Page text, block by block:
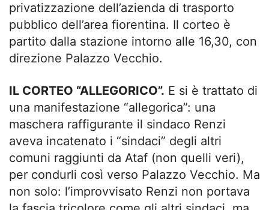
privatizzazione dell’azienda di trasporto
pubblico dell’area fiorentina. Il corteo è
partito dalla stazione intorno alle 16,30, con
direzione Palazzo Vecchio.
IL CORTEO “ALLEGORICO”. E si è trattato di
una manifestazione “allegorica”: una
maschera raffigurante il sindaco Renzi
aveva incatenato i “sindaci” degli altri
comuni raggiunti da Ataf (non quelli veri),
per condurli così verso Palazzo Vecchio. Ma
non solo: l’improvvisato Renzi non portava